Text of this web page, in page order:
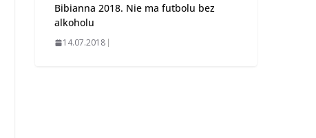
Bibianna 2018. Nie ma futbolu bez
alkoholu
14.07.2018